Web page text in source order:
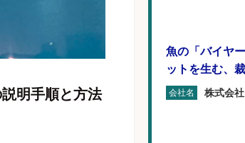
明手順と方法
魚の「バイヤ
ットを生む、
会社名 株式会